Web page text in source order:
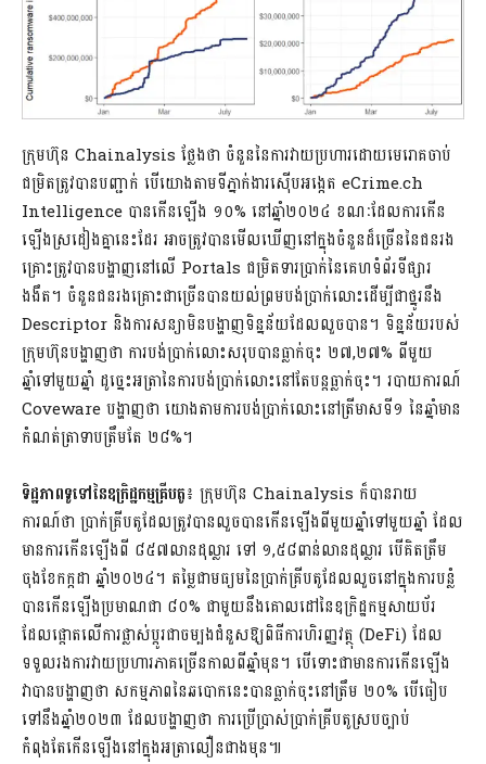
ក្រុមហ៊ុន Chainalysis ថ្លែងថា ចំនួននៃការវាយប្រហារដោយមេរោគចាប់
ជម្រិតត្រូវបានបញ្ជាក់ បើយោងតាមទីភ្នាក់ងារស៊ើបអង្កេត eCrime.ch
Intelligence បានកើនឡើង ១០% នៅឆ្នាំ២០២៤ ខណៈដែលការកើន
ឡើងស្រដៀងគ្នានេះដែរ អាចត្រូវបានមើលឃើញនៅក្នុងចំនួនដ៏ច្រើននៃជនរង
គ្រោះត្រូវបានបង្ហាញនៅលើ Portals ជម្រិតទារប្រាក់នៃគេហទំព័រទីផ្សារ
ងងឹត។ ចំនួនជនរងគ្រោះជាច្រើនបានយល់ព្រមបង់ប្រាក់លោះដើម្បីជាថ្នូរនឹង
Descriptor និងការសន្យាមិនបង្ហាញទិន្នន័យដែលលួចបាន។ ទិន្នន័យរបស់
ក្រុមហ៊ុនបង្ហាញថា ការបង់ប្រាក់លោះសរុបបានធ្លាក់ចុះ ២៧,២៧% ពីមួយ
ឆ្នាំទៅមួយឆ្នាំ ដូច្នេះអត្រានៃការបង់ប្រាក់លោះនៅតែបន្តធ្លាក់ចុះ។ របាយការណ៍
Coveware បង្ហាញថា យោងតាមការបង់ប្រាក់លោះនៅត្រីមាសទី១ នៃឆ្នាំមាន
កំណត់ត្រាទាបត្រឹមតែ ២៨%។
ទិដ្ឋភាពទូទៅនៃឧក្រិដ្ឋកម្មគ្រីបតូ៖ ក្រុមហ៊ុន Chainalysis ក៏បានរាយ
ការណ៍ថា ប្រាក់គ្រីបតូដែលត្រូវបានលួចបានកើនឡើងពីមួយឆ្នាំទៅមួយឆ្នាំ ដែល
មានការកើនឡើងពី ៨៥៧លានដុល្លារ ទៅ ១,៥៨ពាន់លានដុល្លារ បើគិតត្រឹម
ចុងខែកក្កដា ឆ្នាំ២០២៤។ តម្លៃជាមធ្យមនៃប្រាក់គ្រីបតូដែលលួចនៅក្នុងការបន្លំ
បានកើនឡើងប្រមាណជា ៨០% ជាមួយនឹងគោលដៅនៃឧក្រិដ្ឋកម្មសាយប័រ
ដែលផ្តោតលើការផ្លាស់ប្តូរជាចម្បងជំនួសឱ្យពិធីការហិរញ្ញវត្ថុ (DeFi) ដែល
ទទួលរងការវាយប្រហារភាគច្រើនកាលពីឆ្នាំមុន។ បើទោះជាមានការកើនឡើង
វាបានបង្ហាញថា សកម្មភាពនៃឆបោកនេះបានធ្លាក់ចុះនៅត្រឹម ២០% បើធៀប
ទៅនឹងឆ្នាំ២០២៣ ដែលបង្ហាញថា ការប្រើប្រាស់ប្រាក់គ្រីបតូស្របច្បាប់
កំពុងតែកើនឡើងនៅក្នុងអត្រាលឿនជាងមុន៕